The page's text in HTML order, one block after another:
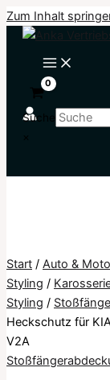
Zum Inhalt
Suche
×
Start / Auto &
Styling /
Styling /
Heckschutz für
V2A